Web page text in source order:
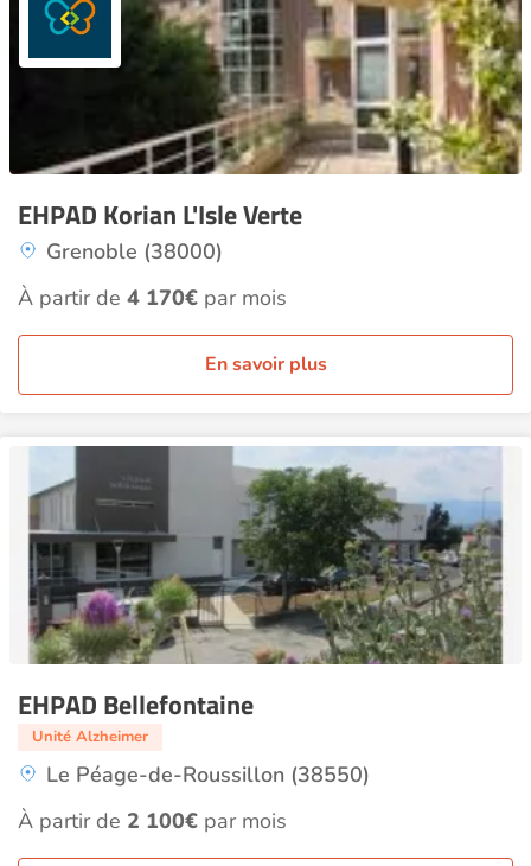
EHPAD Korian L'Isle Verte
Grenoble (38000)
À partir de 4 170€ par mois
En savoir plus
EHPAD Bellefontaine
Unité Alzheimer
Le Péage-de-Roussillon (38550)
À partir de 2 100€ par mois